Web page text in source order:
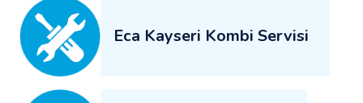
Eca Kayseri Kombi Servisi